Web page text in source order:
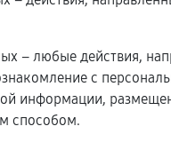
– любые действия,
с
информации,
способом.